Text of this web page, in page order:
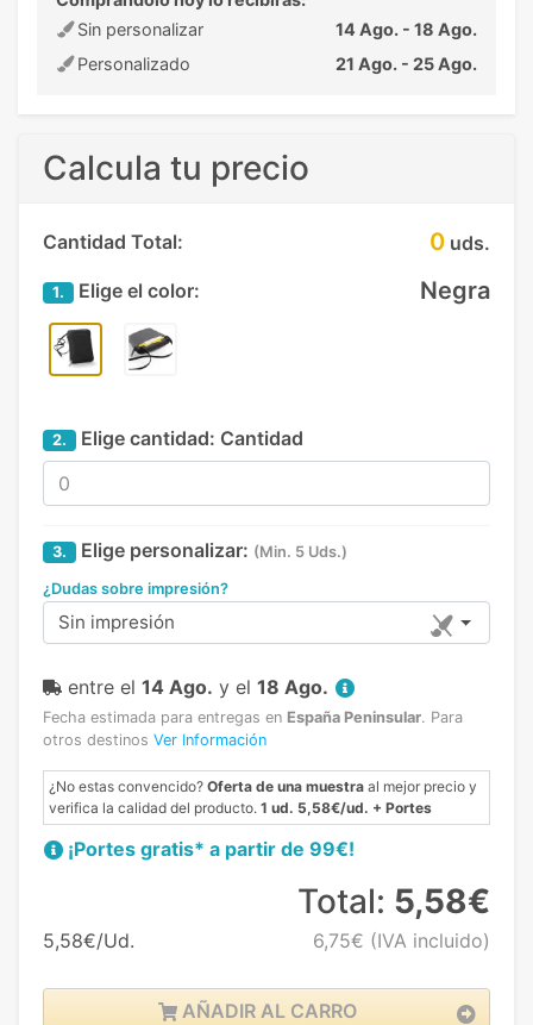
Sin personalizar
14 Ago. - 18 Ago.
Personalizado
21 Ago. - 25 Ago.
Calcula tu precio
Cantidad Total: 0 uds.
1. Elige el color: Negra
2. Elige cantidad: Cantidad
3. Elige personalizar: (Min. 5 Uds.)
¿Dudas sobre impresión?
Sin impresión
entre el 14 Ago. y el 18 Ago.
Fecha estimada para entregas en España Peninsular. Para
otros destinos Ver Información
¿No estas convencido? Oferta de una muestra al mejor precio y
verifica la calidad del producto. 1 ud. 5,58€/ud. + Portes
¡Portes gratis* a partir de 99€!
5,58€/Ud.
Total: 5,58€
6,75€ (IVA incluido)
AÑADIR AL CARRO